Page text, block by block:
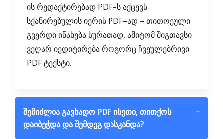
ის რედაქტირებად PDF–ს აქცევს
სქანირებულის იერის PDF–ად – თითოეული
გვერდი ინახება სურათად, ამიტომ შიგთავსი
ვეღარ იედიტირება როგორც ჩვეულებრივი
PDF ტექსტი.
შემიძლია გავხადო PDF ისეთი, თითქოს
დაიბეჭდა და შემდეგ დასკანდა?
−